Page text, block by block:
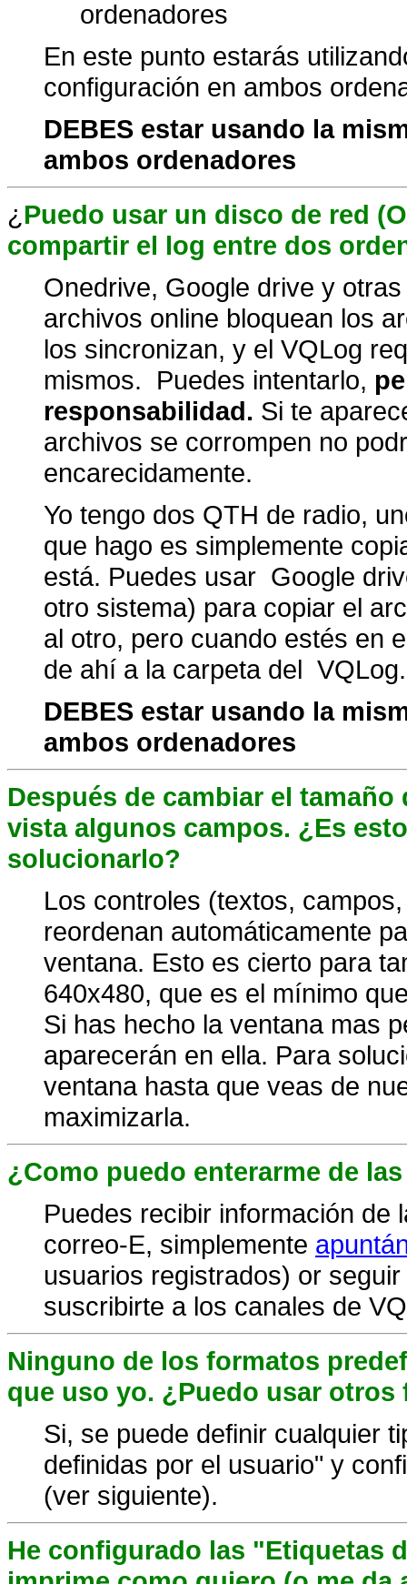
ordenadores
En este punto estarás
configuración en ambos
DEBES estar usando la
ambos ordenadores
¿ Puedo usar un disco de red
compartir el log entre dos
Onedrive, Google drive y
archivos online bloquean los
los sincronizan, y el VQLog
mismos. Puedes intentarlo,
responsabilidad. Si te
archivos se corrompen no
encarecidamente.
Yo tengo dos QTH de radio,
que hago es simplemente
está. Puedes usar Google
otro sistema) para copiar el
al otro, pero cuando estés en
de ahí a la carpeta del VQLog.
DEBES estar usando la
ambos ordenadores
Después de cambiar el
vista algunos campos. ¿Es
solucionarlo?
Los controles (textos,
reordenan automáticamente
ventana. Esto es cierto para
640x480, que es el mínimo
Si has hecho la ventana mas
aparecerán en ella. Para
ventana hasta que veas de
maximizarla.
¿Como puedo enterarme de
Puedes recibir información de
correo-E, simplemente
usuarios registrados) or
suscribirte a los canales de
Ninguno de los formatos
que uso yo. ¿Puedo usar otros
Si, se puede definir cualquier
definidas por el usuario" y
(ver siguiente).
He configurado las "Etiquetas